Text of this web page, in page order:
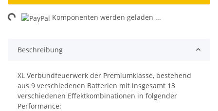
Komponenten werden geladen ...
Beschreibung
XL Verbundfeuerwerk der Premiumklasse, bestehend
aus 9 verschiedenen Batterien mit insgesamt 13
verschiedenen Effektkombinationen in folgender
Performance: